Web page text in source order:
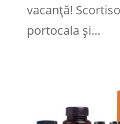
vacanță!
portocala și...